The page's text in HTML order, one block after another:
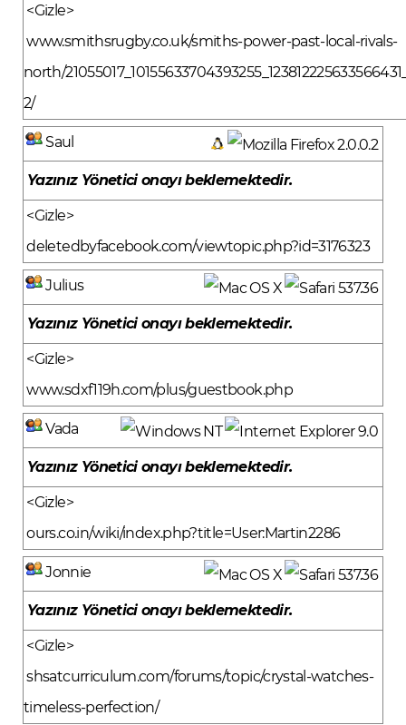
<Gizle>
www.smithsrugby.co.uk/smiths-power-past-local-rivals-
north/
2/
Saul
Yazınız Yönetici onayı beklemektedir.
<Gizle>
deletedbyfacebook.com/viewtopic.php?id=3176323
Julius
Yazınız Yönetici onayı beklemektedir.
<Gizle>
www.sdxf119h.com/plus/guestbook.php
Vada
Yazınız Yönetici onayı beklemektedir.
<Gizle>
ours.co.in/wiki/index.php?title=User:Martin2286
Jonnie
Yazınız Yönetici onayı beklemektedir.
<Gizle>
shsatcurriculum.com/forums/topic/crystal-watches-
timeless-perfection/